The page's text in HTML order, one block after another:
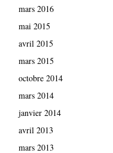
mars 2016
mai 2015
avril 2015
mars 2015
octobre 2014
mars 2014
janvier 2014
avril 2013
mars 2013